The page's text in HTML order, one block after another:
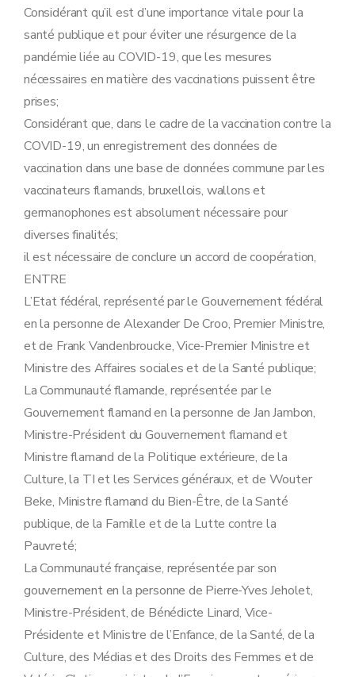
Considérant qu’il est d’une importance vitale pour la
santé publique et pour éviter une résurgence de la
pandémie liée au COVID-19, que les mesures
nécessaires en matière des vaccinations puissent être
prises;
Considérant que, dans le cadre de la vaccination contre la
COVID-19, un enregistrement des données de
vaccination dans une base de données commune par les
vaccinateurs flamands, bruxellois, wallons et
germanophones est absolument nécessaire pour
diverses finalités;
il est nécessaire de conclure un accord de coopération,
ENTRE
L’Etat fédéral, représenté par le Gouvernement fédéral
en la personne de Alexander De Croo, Premier Ministre,
et de Frank Vandenbroucke, Vice-Premier Ministre et
Ministre des Affaires sociales et de la Santé publique;
La Communauté flamande, représentée par le
Gouvernement flamand en la personne de Jan Jambon,
Ministre-Président du Gouvernement flamand et
Ministre flamand de la Politique extérieure, de la
Culture, la TI et les Services généraux, et de Wouter
Beke, Ministre flamand du Bien-Être, de la Santé
publique, de la Famille et de la Lutte contre la
Pauvreté;
La Communauté française, représentée par son
gouvernement en la personne de Pierre-Yves Jeholet,
Ministre-Président, de Bénédicte Linard, Vice-
Présidente et Ministre de l’Enfance, de la Santé, de la
Culture, des Médias et des Droits des Femmes et de